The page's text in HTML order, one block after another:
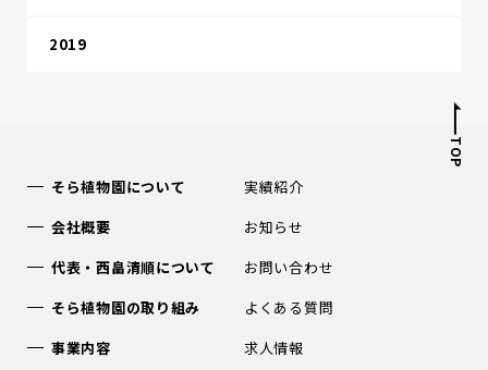
2019
TOP
そら植物園について
会社概要
代表・西畠清順について
そら植物園の取り組み
事業内容
実績紹介
お知らせ
お問い合わせ
よくある質問
求人情報